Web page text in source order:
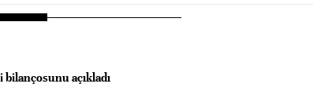
açıkladı